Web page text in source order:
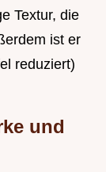
Textur, die
ist er
reduziert)
und